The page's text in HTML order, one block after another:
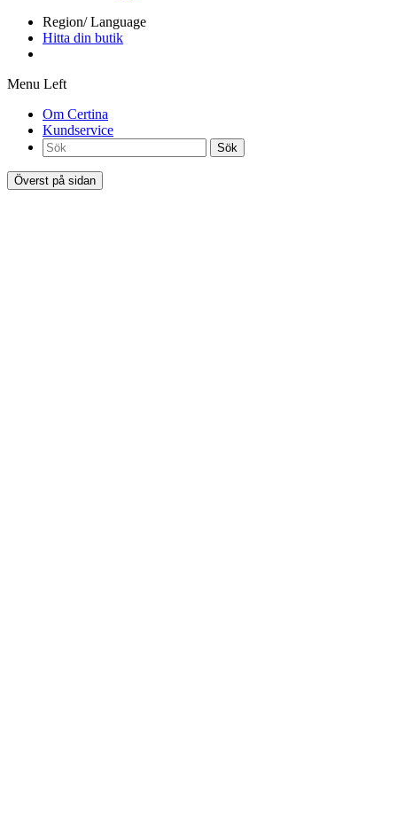
Region/ Language
Hitta din butik
Menu Left
Om Certina
Kundservice
Sök
Överst på sidan